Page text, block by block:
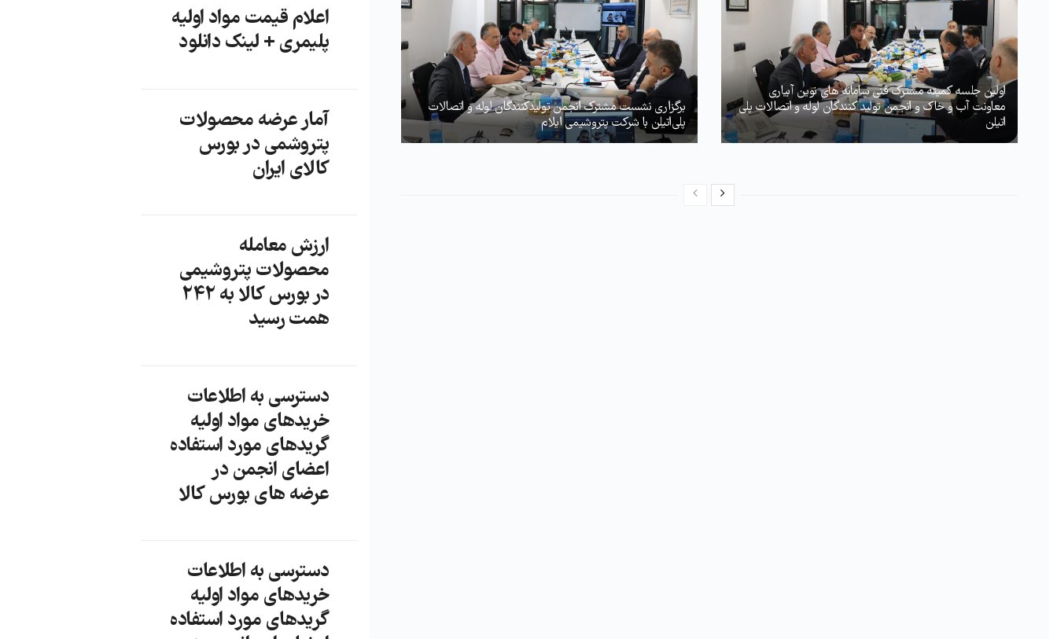
اولین جلسه کمیته مشترک فنی سامانه های نوین آبیاری
معاونت آب و خاک و انجمن تولید کنندگان لوله و اتصالات پلی
اتیلن
برگزاری نشست مشترک انجمن تولیدکنندگان لوله و اتصالات
پلی‌اتیلن با شرکت پتروشیمی ایلام
اعلام قیمت مواد اولیه
پلیمری + لینک دانلود
آمار عرضه محصولات
پتروشمی در بورس
کالای ایران
ارزش معامله
محصولات پتروشیمی
در بورس کالا به 242
همت رسید
دسترسی به اطلاعات
خریدهای مواد اولیه
گریدهای مورد استفاده
اعضای انجمن در
عرضه های بورس کالا
دسترسی به اطلاعات
خریدهای مواد اولیه
گریدهای مورد استفاده